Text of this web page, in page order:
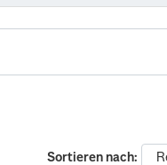
Sortieren nach